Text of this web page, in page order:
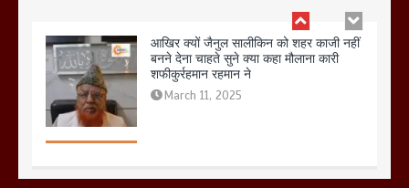
बिजली विभाग से परेशान होकर बागपत में एक संत
ने सरकार को दी आमरण अनशन की चेतावनी
March 8, 2025